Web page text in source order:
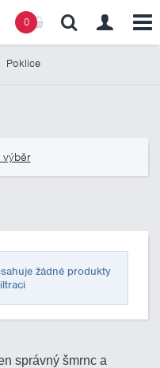
0
Poklice
výběr
žádné produkty
správný šmrnc a